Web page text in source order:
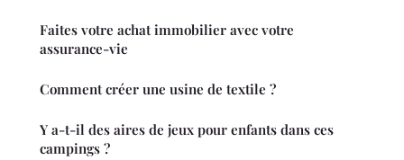
Faites votre achat immobilier avec votre
assurance-vie
Comment créer une usine de textile ?
Y a-t-il des aires de jeux pour enfants dans ces
campings ?